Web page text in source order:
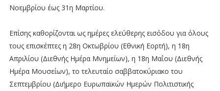
Νοεμβρίου έως 31η Μαρτίου.
Επίσης καθορίζονται ως ημέρες ελεύθερης εισόδου για όλους
τους επισκέπτες η 28η Οκτωβρίου (Εθνική Εορτή), η 18η
Απριλίου (Διεθνής Ημέρα Μνημείων), η 18η Μαΐου (Διεθνής
Ημέρα Μουσείων), το τελευταίο σαββατοκύριακο του
Σεπτεμβρίου (Διήμερο Ευρωπαϊκών Ημερών Πολιτιστικής